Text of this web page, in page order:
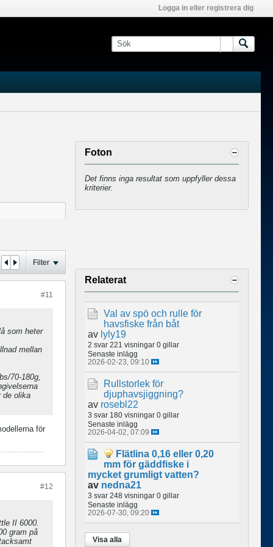
Logga in eller registrera dig
Filter
#11
som heter
mellan
70-180g,
de olika
för
#12
II 6000.
gram på
Foton
Det finns inga resultat som uppfyller dessa
kriterier.
Relaterat
Val av spö och rulle för
havsfiske från båt
av lyly19
2 svar 221 visningar 0 gillar
Senaste inlägg
2026-02-23, 09:10
Rullstorlek för
djuphavsjiggning?
av rosebl22
3 svar 180 visningar 0 gillar
Senaste inlägg
2026-04-02, 07:09
Flätlina 0,16 eller 0,20
mm för gäddfiske i
mycket grumligt vatten?
av nedna21
3 svar 248 visningar 0 gillar
Senaste inlägg
2026-07-30, 09:20
Visa alla